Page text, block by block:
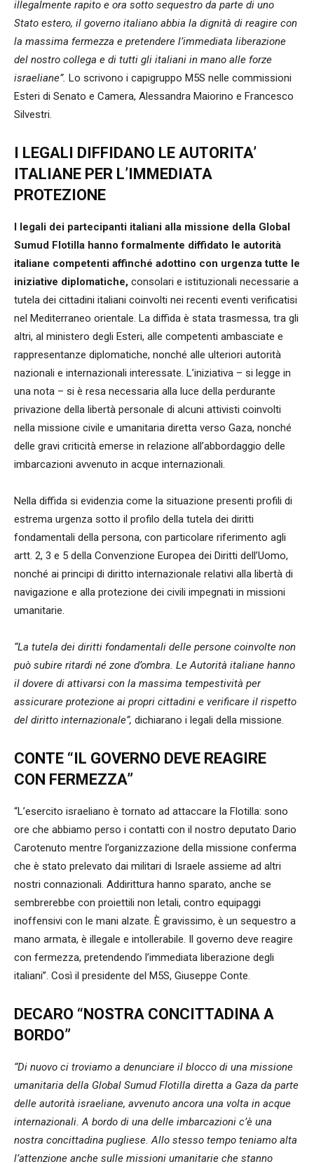
illegalmente rapito e ora sotto sequestro da parte di uno
Stato estero, il governo italiano abbia la dignità di reagire con
la massima fermezza e pretendere l’immediata liberazione
del nostro collega e di tutti gli italiani in mano alle forze
israeliane”. Lo scrivono i capigruppo M5S nelle commissioni
Esteri di Senato e Camera, Alessandra Maiorino e Francesco
Silvestri.
I LEGALI DIFFIDANO LE AUTORITA’
ITALIANE PER L’IMMEDIATA
PROTEZIONE
I legali dei partecipanti italiani alla missione della Global
Sumud Flotilla hanno formalmente diffidato le autorità
italiane competenti affinché adottino con urgenza tutte le
iniziative diplomatiche, consolari e istituzionali necessarie a
tutela dei cittadini italiani coinvolti nei recenti eventi verificatisi
nel Mediterraneo orientale. La diffida è stata trasmessa, tra gli
altri, al ministero degli Esteri, alle competenti ambasciate e
rappresentanze diplomatiche, nonché alle ulteriori autorità
nazionali e internazionali interessate. L’iniziativa – si legge in
una nota – si è resa necessaria alla luce della perdurante
privazione della libertà personale di alcuni attivisti coinvolti
nella missione civile e umanitaria diretta verso Gaza, nonché
delle gravi criticità emerse in relazione all’abbordaggio delle
imbarcazioni avvenuto in acque internazionali.
Nella diffida si evidenzia come la situazione presenti profili di
estrema urgenza sotto il profilo della tutela dei diritti
fondamentali della persona, con particolare riferimento agli
artt. 2, 3 e 5 della Convenzione Europea dei Diritti dell’Uomo,
nonché ai principi di diritto internazionale relativi alla libertà di
navigazione e alla protezione dei civili impegnati in missioni
umanitarie.
“La tutela dei diritti fondamentali delle persone coinvolte non
può subire ritardi né zone d’ombra. Le Autorità italiane hanno
il dovere di attivarsi con la massima tempestività per
assicurare protezione ai propri cittadini e verificare il rispetto
del diritto internazionale”, dichiarano i legali della missione.
CONTE “IL GOVERNO DEVE REAGIRE
CON FERMEZZA”
“L’esercito israeliano è tornato ad attaccare la Flotilla: sono
ore che abbiamo perso i contatti con il nostro deputato Dario
Carotenuto mentre l’organizzazione della missione conferma
che è stato prelevato dai militari di Israele assieme ad altri
nostri connazionali. Addirittura hanno sparato, anche se
sembrerebbe con proiettili non letali, contro equipaggi
inoffensivi con le mani alzate. È gravissimo, è un sequestro a
mano armata, è illegale e intollerabile. Il governo deve reagire
con fermezza, pretendendo l’immediata liberazione degli
italiani”. Così il presidente del M5S, Giuseppe Conte.
DECARO “NOSTRA CONCITTADINA A
BORDO”
“Di nuovo ci troviamo a denunciare il blocco di una missione
umanitaria della Global Sumud Flotilla diretta a Gaza da parte
delle autorità israeliane, avvenuto ancora una volta in acque
internazionali. A bordo di una delle imbarcazioni c’è una
nostra concittadina pugliese. Allo stesso tempo teniamo alta
l’attenzione anche sulle missioni umanitarie che stanno